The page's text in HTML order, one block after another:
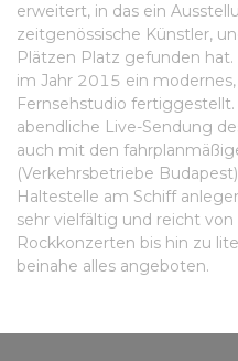
erweitert, in das ein
zeitgenössische Künstler,
Plätzen Platz gefunden
im Jahr 2015 ein
Fernsehstudio
abendliche Live-Sendung
auch mit den
(Verkehrsbetriebe
Haltestelle am Schiff
sehr vielfältig und reicht
Rockkonzerten bis hin zu
beinahe alles angeboten.